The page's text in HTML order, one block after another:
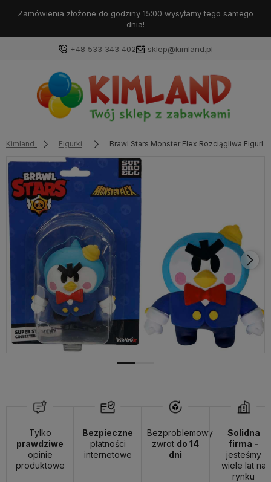
Darmowa dostawa od 99 zł!
+48 533 343 402 sklep@kimland.pl
Kimland Figurki Brawl Stars Monster Flex Rozciągliwa Figurka
Tylko
prawdziwe
opinie
produktowe
Bezpieczne
płatności
internetowe
Bezproblemowy
zwrot do 14
dni
Solidna
firma -
jesteśmy
wiele lat na
rynku